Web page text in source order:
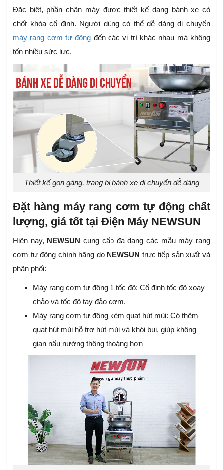
Đặc biệt, phần chân máy được thiết kế dạng bánh xe có
chốt khóa cố định. Người dùng có thể dễ dàng di chuyển
máy rang cơm tự động đến các vị trí khác nhau mà không
tốn nhiều sức lực.
Thiết kế gọn gàng, trang bị bánh xe di chuyển dễ dàng
Đặt hàng máy rang cơm tự động chất
lượng, giá tốt tại Điện Máy NEWSUN
Hiện nay, NEWSUN cung cấp đa dạng các mẫu máy rang
cơm tự động chính hãng do NEWSUN trực tiếp sản xuất và
phân phối:
Máy rang cơm tự động 1 tốc độ: Cố định tốc độ xoay
chảo và tốc độ tay đảo cơm.
Máy rang cơm tự động kèm quạt hút mùi: Có thêm
quạt hút mùi hỗ trợ hút mùi và khói bụi, giúp không
gian nấu nướng thông thoáng hơn